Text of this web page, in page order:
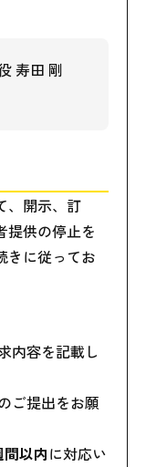
寿田 剛
、開示、訂
提供の停止を
きに従ってお
内容を記載し
ご提出をお願
間以内に対応い